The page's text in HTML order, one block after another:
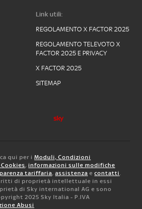
Link utili:
REGOLAMENTO X FACTOR 2025
REGOLAMENTO TELEVOTO X
FACTOR 2025 E PRIVACY
X FACTOR 2025
SITEMAP
qui per i Moduli, Condizioni
, informazioni sulle modifiche
tariffaria, assistenza e contatti.
di proprietà intellettuale in essi
di Sky international AG e sono
2025 Sky Italia - P.IVA
Abusi